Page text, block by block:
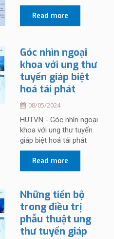
Read more
Góc nhìn ngoại
khoa với ung thư
tuyến giáp biệt
hoá tái phát
08/05/2024
HUTVN - Góc nhìn ngoại
khoa với ung thư tuyến
giáp biệt hoá tái phát
Read more
Những tiến bộ
trong điều trị
phẫu thuật ung
thư tuyến giáp